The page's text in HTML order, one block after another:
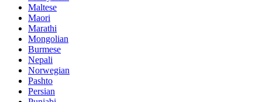
Maltese
Maori
Marathi
Mongolian
Burmese
Nepali
Norwegian
Pashto
Persian